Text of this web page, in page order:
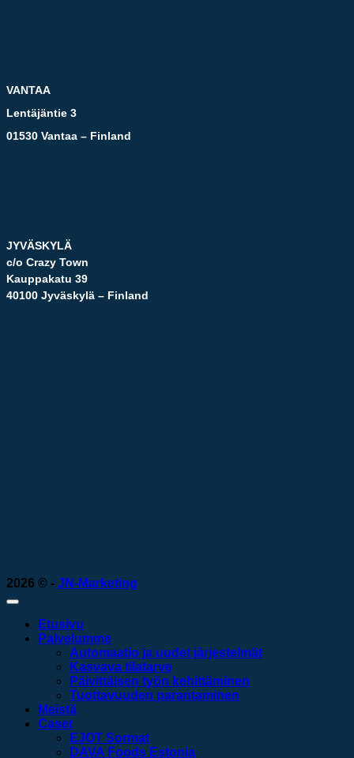
VANTAA
Lentäjäntie 3
01530 Vantaa – Finland
JYVÄSKYLÄ
c/o Crazy Town
Kauppakatu 39
40100 Jyväskylä – Finland
2026 © - JN-Marketing
Etusivu
Palvelumme
Automaatio ja uudet järjestelmät
Kasvava tilatarve
Päivittäisen työn kehittäminen
Tuottavuuden parantaminen
Meistä
Caset
EJOT Sormat
DAVA Foods Estonia